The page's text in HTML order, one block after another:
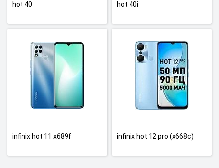
hot 40 hot 40i
infinix hot 11 x689f infinix hot 12 pro (x668c)